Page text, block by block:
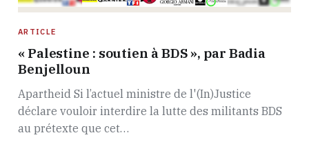
ARTICLE
« Palestine : soutien à BDS », par Badia
Benjelloun
Apartheid Si l’actuel ministre de l'(In)Justice
déclare vouloir interdire la lutte des militants BDS
au prétexte que cet…